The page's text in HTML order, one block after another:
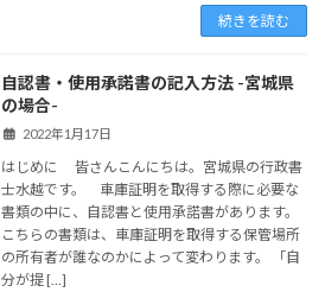
続きを読む
自認書・使用承諾書の記入方法 -宮城県
の場合-
2022年1月17日
はじめに 皆さんこんにちは。宮城県の行政書
士水越です。 車庫証明を取得する際に必要な
書類の中に、自認書と使用承諾書があります。
こちらの書類は、車庫証明を取得する保管場所
の所有者が誰なのかによって変わります。 「自
分が提 […]